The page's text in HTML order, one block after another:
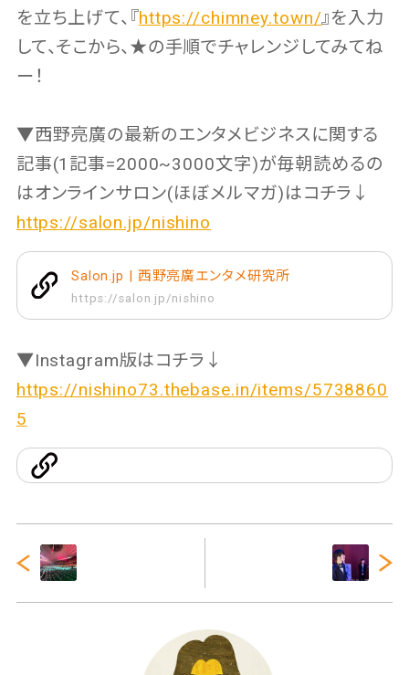
を立ち上げて、『https://chimney.town/』を入力
して、そこから、★の手順でチャレンジしてみてね
ー！
▼西野亮廣の最新のエンタメビジネスに関する
記事(1記事=2000~3000文字)が毎朝読めるの
はオンラインサロン(ほぼメルマガ)はコチラ↓
https://salon.jp/nishino
Salon.jp | 西野亮廣エンタメ研究所
https://salon.jp/nishino
▼Instagram版はコチラ↓
https://nishino73.thebase.in/items/5738860
5